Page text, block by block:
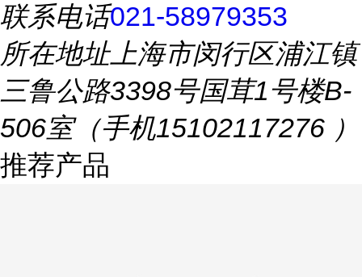
联系电话021-58979353
所在地址上海市闵行区浦江镇
三鲁公路3398号国茸1号楼B-
506室（手机15102117276 ）
推荐产品